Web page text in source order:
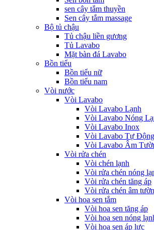
sen cây tắm thuyền
Sen cây tắm massage
Bộ tủ chậu
Tủ chậu liền gương
Tủ Lavabo
Mặt bàn đá Lavabo
Bồn tiểu
Bồn tiểu nữ
Bồn tiểu nam
Vòi nước
Vòi Lavabo
Vòi Lavabo Lạnh
Vòi Lavabo Nóng
Vòi Lavabo Inox
Vòi Lavabo Tự Động
Vòi Lavabo Âm
Vòi rửa chén
Vòi chén lạnh
Vòi rửa chén nóng
Vòi rửa chén tăng áp
Vòi rửa chén âm
Vòi hoa sen tắm
Vòi hoa sen tăng áp
Vòi hoa sen nóng
Vòi hoa sen áp lực